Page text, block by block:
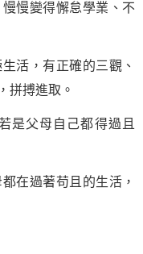
慢變得懈怠學業、不
活，有正確的三觀、
拼搏進取。
父母自己都得過且
在過著苟且的生活，